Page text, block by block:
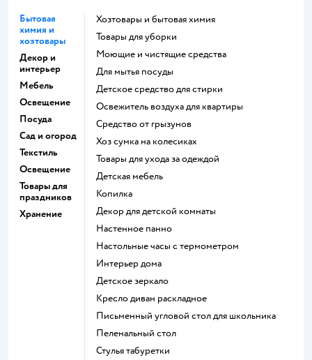
Бытовая
химия и
хозтовары
Декор и
интерьер
Мебель
Освещение
Посуда
Сад и огород
Текстиль
Освещение
Товары для
праздников
Хранение
Хозтовары и бытовая химия
Товары для уборки
моющие и чистящие средства
для мытья посуды
детское средство для стирки
освежитель воздуха для квартиры
средство от грызунов
хоз сумка на колесиках
Товары для ухода за одеждой
Детская мебель
Копилка
Декор для детской комнаты
Настенное панно
Настольные часы с термометром
Интерьер дома
Детское зеркало
Кресло диван раскладное
Письменный угловой стол для школьника
Пеленальный стол
Стулья табуретки